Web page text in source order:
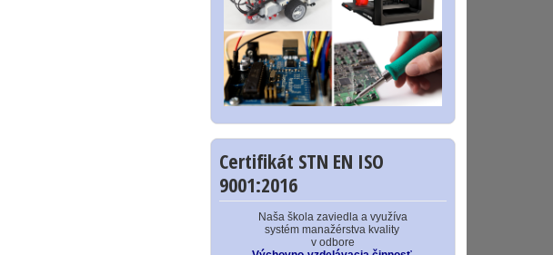
Certifikát STN EN ISO
9001:2016
Naša škola zaviedla a využíva
systém manažérstva kvality
v odbore